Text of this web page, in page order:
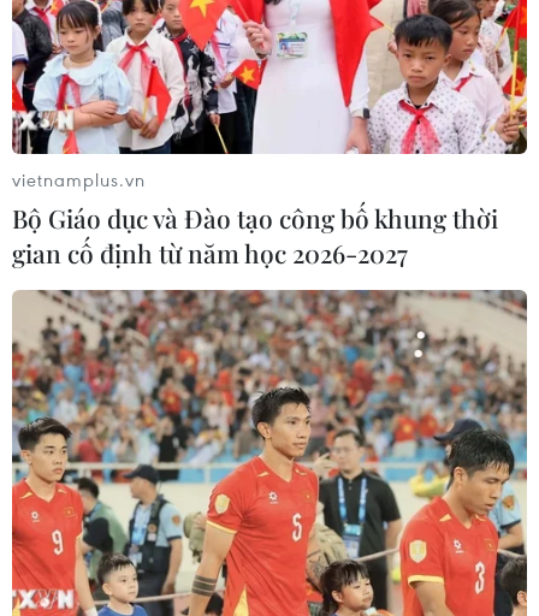
TIN LIÊN QUAN
70 năm Điện Biên Phủ: Cung đường 13A
huyền thoại góp phần làm nên chiến
thắng
vietnamplus.vn
Bộ Giáo dục và Đào tạo công bố khung thời
gian cố định từ năm học 2026-2027